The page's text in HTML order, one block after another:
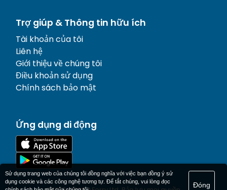
Trợ giúp & Thông tin hữu ích
Tài khoản của tôi
Liên hệ
Giới thiệu về chúng tôi
Điều khoản sử dụng
Chính sách bảo mật
Ứng dụng di động
Sử dụng trang web của chúng tôi đồng nghĩa với việc bạn đồng ý sử
dụng cookie và các công nghệ tương tự. Để tắt chúng, vui lòng đọc
Đóng